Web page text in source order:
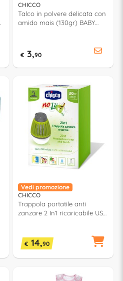
CHICCO
Talco in polvere delicata con
amido mais (130gr) BABY
€ 3,90
Vedi promozione
CHICCO
Trappola portatile anti
zanzare 2 In1 ricaricabile USB
€ 14,90